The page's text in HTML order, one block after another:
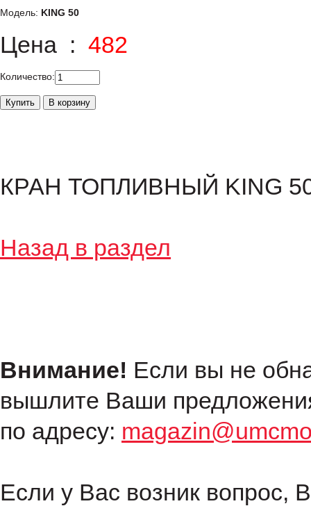
Модель: KING 50
Цена : 482
Количество:
КРАН ТОПЛИВНЫЙ KING
Назад в раздел
Внимание! Если вы не
вышлите Ваши
по адресу:
Если у Вас возник вопрос,